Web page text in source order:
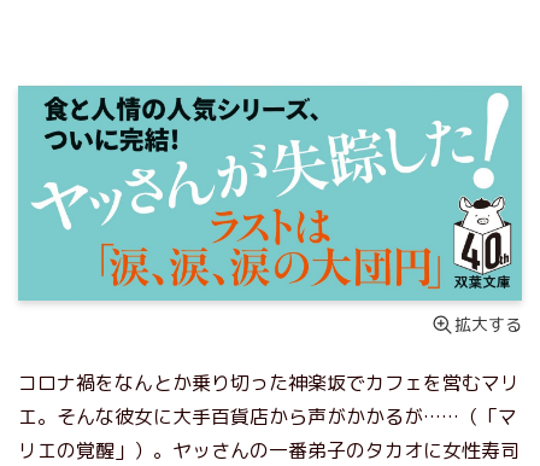
拡大する
コロナ禍をなんとか乗り切った神楽坂でカフェを営むマリ
エ。そんな彼女に大手百貨店から声がかかるが……（「マ
リエの覚醒」）。ヤッさんの一番弟子のタカオに女性寿司